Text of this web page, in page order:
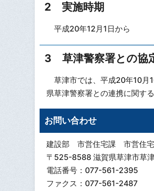
2 実施時期
平成20年12月1日から
3 草津警察署との協
草津市では、平成20年10月
県草津警察署との連携に関す
お問い合わせ
建設部 市営住宅課 市営住
〒525-8588 滋賀県草津市草
電話番号：077-561-2395
ファクス：077-561-2487